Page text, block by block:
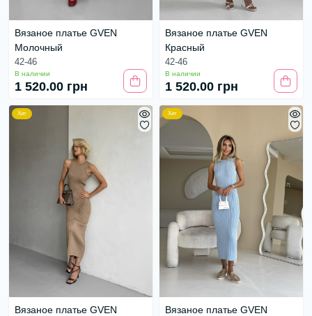
Вязаное платье GVEN
Молочный
42-46
В наличии
1 520.00 грн
Вязаное платье GVEN
Красный
42-46
В наличии
1 520.00 грн
Хит
Вязаное платье GVEN
Хит
Вязаное платье GVEN